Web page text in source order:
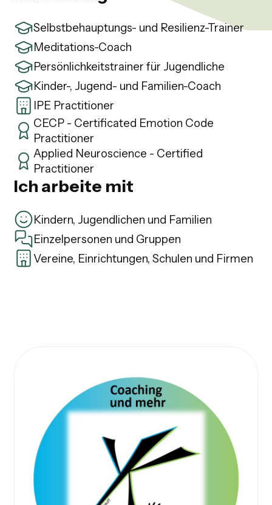
Selbstbehauptungs- und Resilienz-Trainer
Meditations-Coach
Persönlichkeitstrainer für Jugendliche
Kinder-, Jugend- und Familien-Coach
IPE Practitioner
CECP - Certificated Emotion Code
Practitioner
Applied Neuroscience - Certified
Practitioner
Ich arbeite mit
Kindern, Jugendlichen und Familien
Einzelpersonen und Gruppen
Vereine, Einrichtungen, Schulen und Firmen